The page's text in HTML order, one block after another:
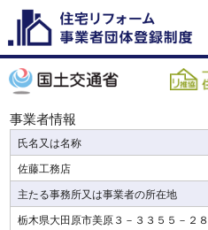
事業者情報
氏名又は名称
佐藤工務店
主たる事務所又は事業者の所在地
栃木県大田原市美原３－３３５５－２８